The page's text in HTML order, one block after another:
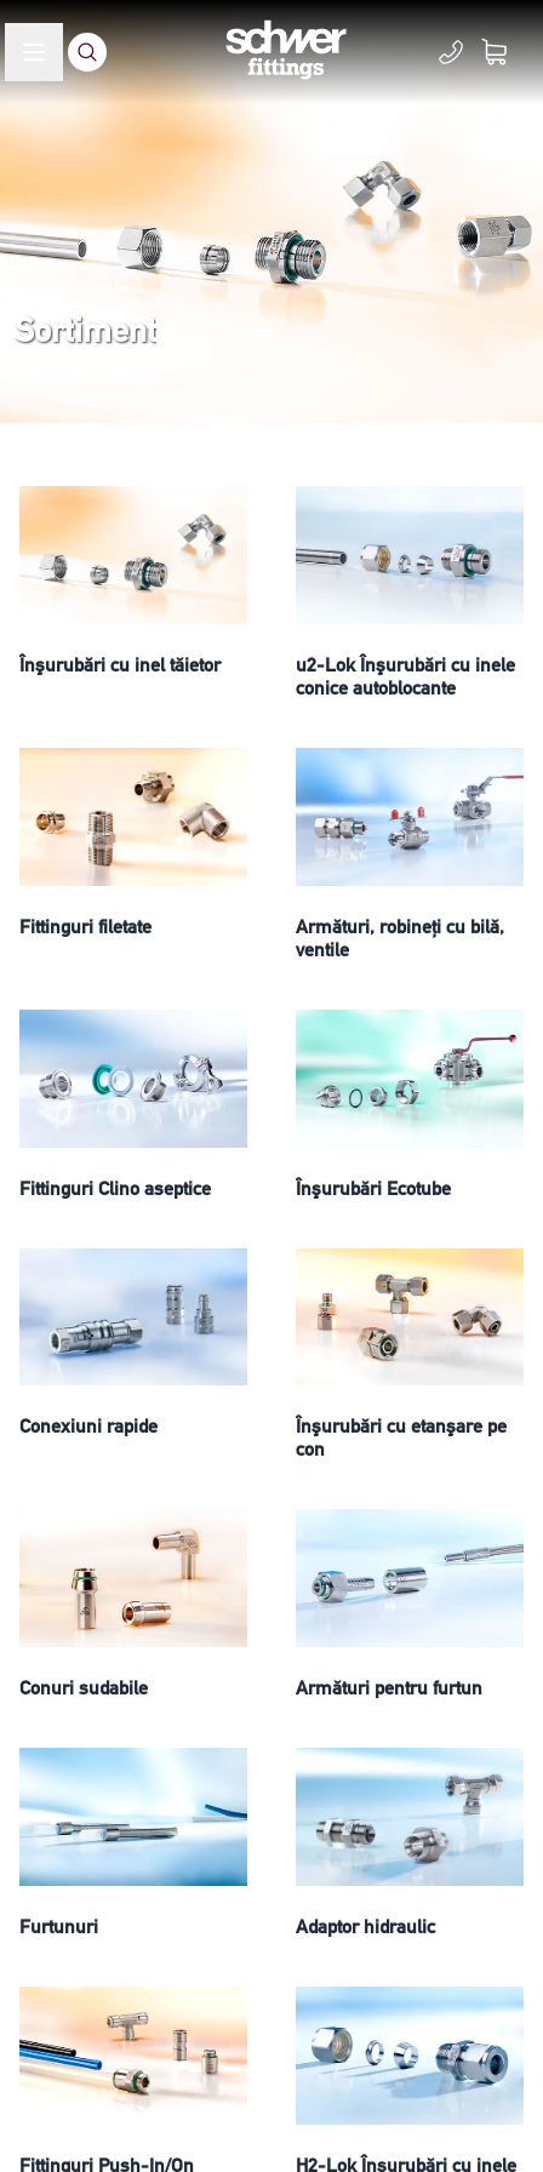
Sortiment
Înşurubări cu inel tăietor
u2-Lok Înşurubări cu inele
conice autoblocante
Fittinguri filetate
Armături, robineţi cu bilă,
ventile
Fittinguri Clino aseptice Înşurubări Ecotube
Conexiuni rapide
Înşurubări cu etanşare pe
con
Conuri sudabile Armături pentru furtun
Furtunuri Adaptor hidraulic
Fittinguri Push-In/On H2-Lok Înşurubări cu inele